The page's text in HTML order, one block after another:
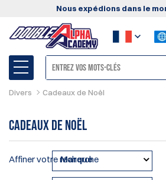
Nous expédions dans le
Divers Cadeaux de Noël
Cadeaux de Noël
Affiner votre recherche
Marque